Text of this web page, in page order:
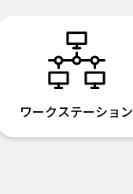
ワークステーション